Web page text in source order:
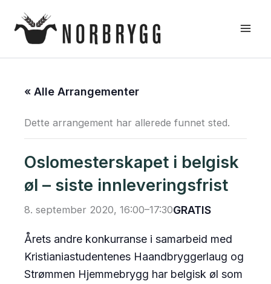
rett
« Alle Arrangementer
Dette arrangement har allerede funnet sted.
Oslomesterskapet i belgisk
øl – siste innleveringsfrist
8. september 2020, 16:00–17:30GRATIS
Årets andre konkurranse i samarbeid med
Kristianiastudentenes Haandbryggerlaug og
Strømmen Hjemmebrygg har belgisk øl som